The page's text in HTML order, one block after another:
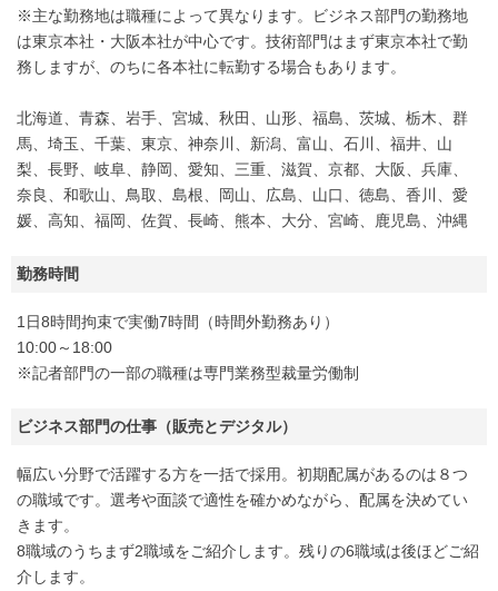
※主な勤務地は職種によって異なります。ビジネス部門の勤務地
は東京本社・大阪本社が中心です。技術部門はまず東京本社で勤
務しますが、のちに各本社に転勤する場合もあります。
北海道、青森、岩手、宮城、秋田、山形、福島、茨城、栃木、群
馬、埼玉、千葉、東京、神奈川、新潟、富山、石川、福井、山
梨、長野、岐阜、静岡、愛知、三重、滋賀、京都、大阪、兵庫、
奈良、和歌山、鳥取、島根、岡山、広島、山口、徳島、香川、愛
媛、高知、福岡、佐賀、長崎、熊本、大分、宮崎、鹿児島、沖縄
勤務時間
1日8時間拘束で実働7時間（時間外勤務あり）
10:00～18:00
※記者部門の一部の職種は専門業務型裁量労働制
ビジネス部門の仕事（販売とデジタル）
幅広い分野で活躍する方を一括で採用。初期配属があるのは８つ
の職域です。選考や面談で適性を確かめながら、配属を決めてい
きます。
8職域のうちまず2職域をご紹介します。残りの6職域は後ほどご紹
介します。